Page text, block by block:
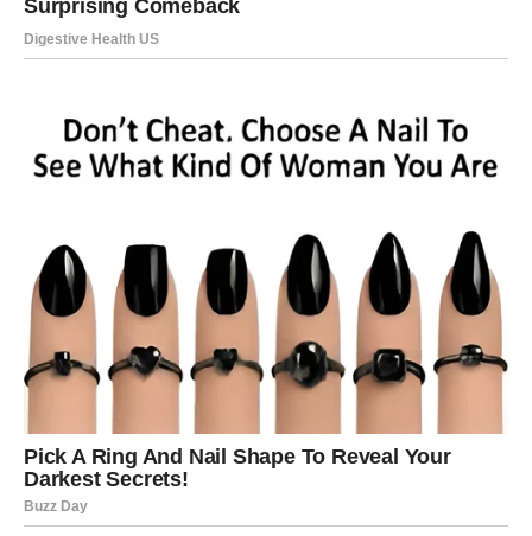
STRIJELAC
pozitivnih promjena.
Sreća vas pronalazi onda kada je
najmanje očekujete
Pred vama su veoma uzbudljivi trenuci.
JARAC
Jarčevi konačno ulaze u mnogo stabilniji i sigurniji period